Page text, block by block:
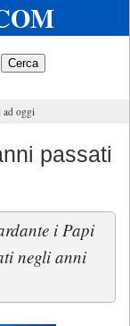
ad oggi
passati
i Papi
negli anni